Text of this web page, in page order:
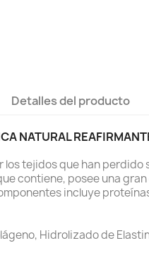
Detalles del producto
NATURAL
los tejidos que han
contiene, posee una
incluye
Hidrolizado de